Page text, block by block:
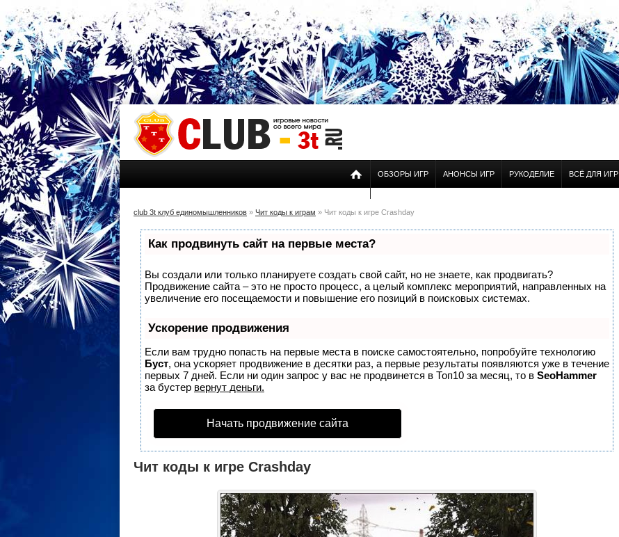
ОБЗОРЫ ИГР АНОНСЫ ИГР РУКОДЕЛИЕ ВСЁ ДЛЯ ИГР
club 3t клуб единомышленников » Чит коды к играм » Чит коды к игре Crashday
Как продвинуть сайт на первые места?
Вы создали или только планируете создать свой сайт, но не знаете, как продвигать?
Продвижение сайта – это не просто процесс, а целый комплекс мероприятий, направленных на
увеличение его посещаемости и повышение его позиций в поисковых системах.
Ускорение продвижения
Если вам трудно попасть на первые места в поиске самостоятельно, попробуйте технологию
Буст, она ускоряет продвижение в десятки раз, а первые результаты появляются уже в течение
первых 7 дней. Если ни один запрос у вас не продвинется в Топ10 за месяц, то в SeoHammer
за бустер вернут деньги.
Начать продвижение сайта
Чит коды к игре Crashday